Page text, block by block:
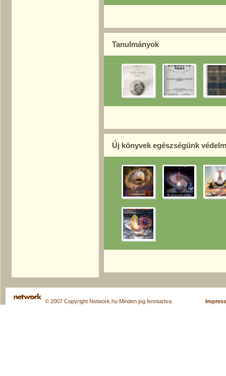
Tanulmányok
Új könyvek egészségünk
© 2007 Copyright Network.hu Minden jog fenntartva.